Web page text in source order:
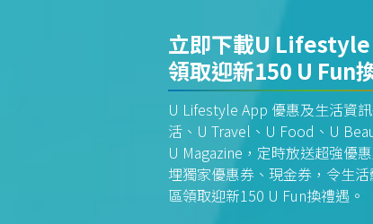
立即下載U
領取迎新150 U Fun
U Lifestyle App 優惠及生活資
活、U Travel、U Food、U
U Magazine，定時放送超強優
埋獨家優惠券、現金券，令生
區領取迎新150 U Fun換禮遇。